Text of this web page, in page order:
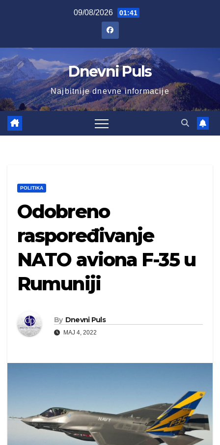
09/08/2026 01:41
Dnevni Puls
Najbitnije dnevne informacije
POLITIKA
Odobreno
raspoređivanje
NATO aviona F-35 u
Rumuniji
By Dnevni Puls
MAJ 4, 2022